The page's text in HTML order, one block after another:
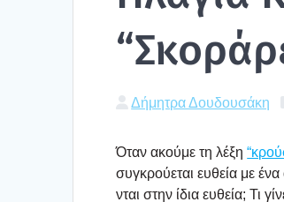
Δήμητρα Δουδουσάκη
Όταν ακού­με τη λέξη
συγκρού­ε­ται ευθεία με ένα
νται στην ίδια ευθεία; Τι